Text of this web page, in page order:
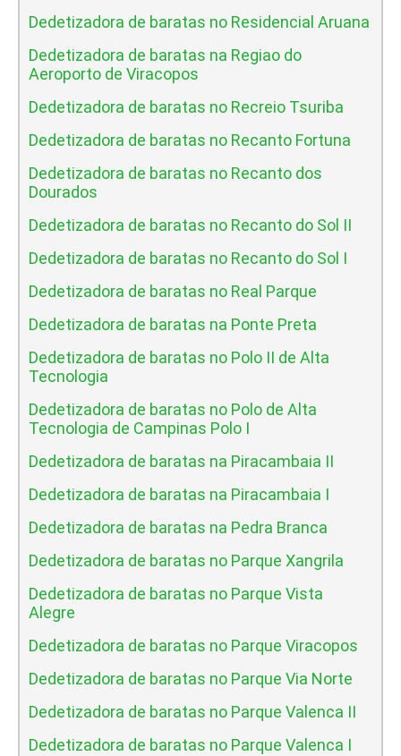
Dedetizadora de baratas no Residencial Aruana
Dedetizadora de baratas na Regiao do
Aeroporto de Viracopos
Dedetizadora de baratas no Recreio Tsuriba
Dedetizadora de baratas no Recanto Fortuna
Dedetizadora de baratas no Recanto dos
Dourados
Dedetizadora de baratas no Recanto do Sol II
Dedetizadora de baratas no Recanto do Sol I
Dedetizadora de baratas no Real Parque
Dedetizadora de baratas na Ponte Preta
Dedetizadora de baratas no Polo II de Alta
Tecnologia
Dedetizadora de baratas no Polo de Alta
Tecnologia de Campinas Polo I
Dedetizadora de baratas na Piracambaia II
Dedetizadora de baratas na Piracambaia I
Dedetizadora de baratas na Pedra Branca
Dedetizadora de baratas no Parque Xangrila
Dedetizadora de baratas no Parque Vista
Alegre
Dedetizadora de baratas no Parque Viracopos
Dedetizadora de baratas no Parque Via Norte
Dedetizadora de baratas no Parque Valenca II
Dedetizadora de baratas no Parque Valenca I